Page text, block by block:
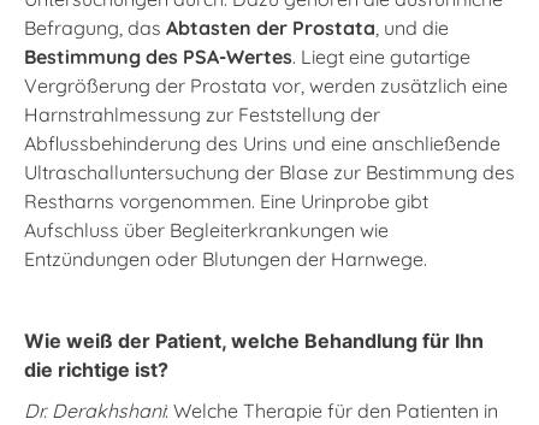
Befragung, das Abtasten der Prostata, und die
Bestimmung des PSA-Wertes. Liegt eine gutartige
Vergrößerung der Prostata vor, werden zusätzlich eine
Harnstrahlmessung zur Feststellung der
Abflussbehinderung des Urins und eine anschließende
Ultraschalluntersuchung der Blase zur Bestimmung des
Restharns vorgenommen. Eine Urinprobe gibt
Aufschluss über Begleiterkrankungen wie
Entzündungen oder Blutungen der Harnwege.
Wie weiß der Patient, welche Behandlung für Ihn
die richtige ist?
Dr. Derakhshani: Welche Therapie für den Patienten in